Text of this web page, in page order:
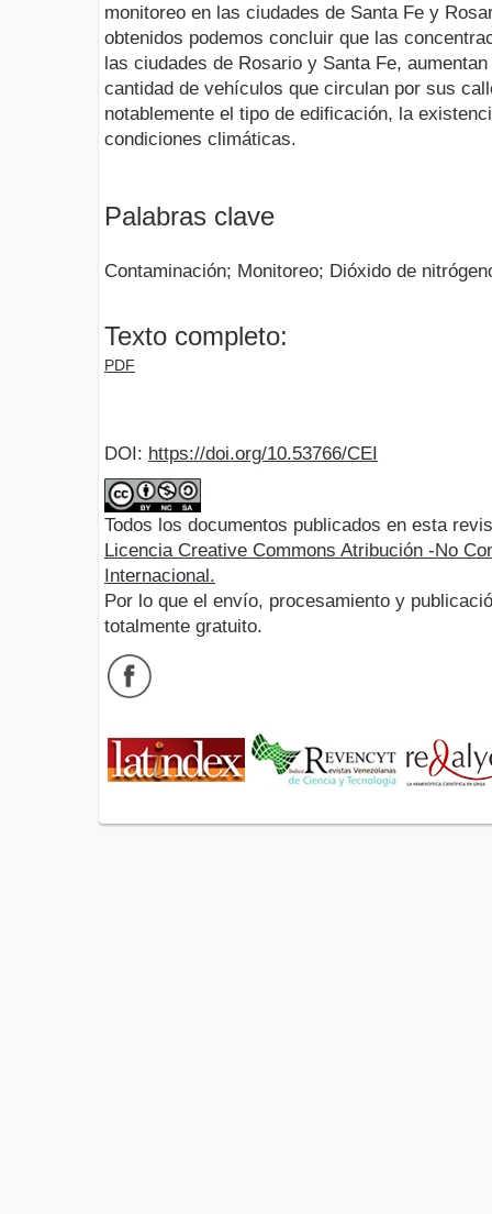
monitoreo en las ciudades de Santa Fe y
obtenidos podemos concluir que las
las ciudades de Rosario y Santa Fe,
cantidad de vehículos que circulan por sus
notablemente el tipo de edificación, la
condiciones climáticas.
Palabras clave
Contaminación; Monitoreo; Dióxido de
Texto completo:
PDF
DOI: https://doi.org/10.53766/CEI
Todos los documentos publicados en esta
Licencia Creative Commons Atribución -No
Internacional.
Por lo que el envío, procesamiento y
totalmente gratuito.